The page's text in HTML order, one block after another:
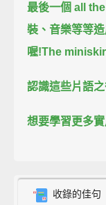
最後一個 all
裝、音樂等等
喔!The
認識這些片語
想要學習更多
收錄的佳句